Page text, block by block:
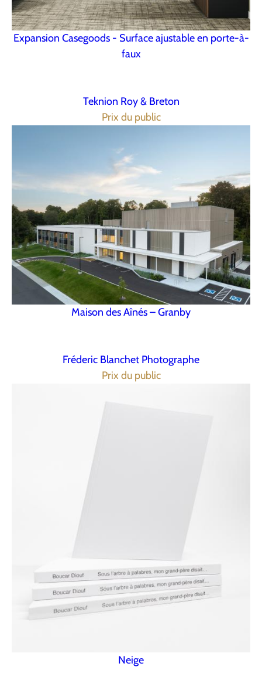
Expansion Casegoods - Surface ajustable en porte-à-
faux
Teknion Roy & Breton
Prix du public
Maison des Aînés – Granby
Fréderic Blanchet Photographe
Prix du public
Neige